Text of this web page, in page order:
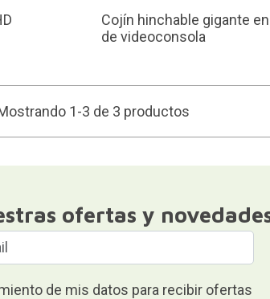
Cojín hinchable gigante
de videoconsola
1-3 de 3 productos
ofertas y
de mis datos para recibir ofertas